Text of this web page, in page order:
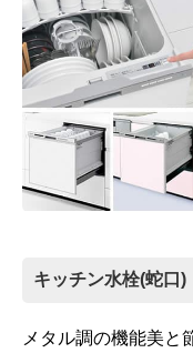
キッチン水栓(蛇口)
メタル調の機能美と